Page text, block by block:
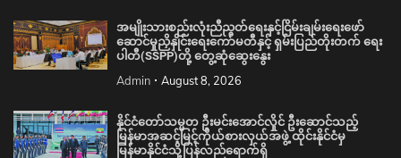
အမျိုးသားစည်းလုံးညီညွတ်ရေးနှင့်ငြိမ်းချမ်းရေးဖော်
ဆောင်မှုညှိနှိုင်းရေးကော်မတီနှင့် ရှမ်းပြည်တိုးတက် ရေး
ပါတီ(SSPP)တို့ တွေ့ဆုံဆွေးနွေး
Admin August 8, 2026
နိုင်ငံတော်သမ္မတ ဦးမင်းအောင်လှိုင် ဦးဆောင်သည့်
မြန်မာအဆင့်မြင့်ကိုယ်စားလှယ်အဖွဲ့ ထိုင်းနိုင်ငံမှ
မြန်မာနိုင်ငံသို့ပြန်လည်ရောက်ရှိ